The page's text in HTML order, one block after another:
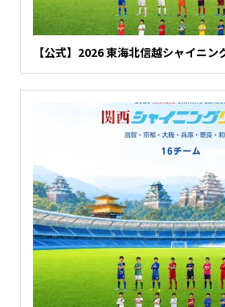
【公式】2026 東海北信越シャイニン